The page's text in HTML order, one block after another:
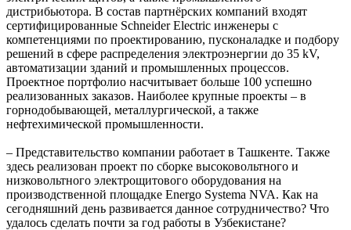
дистрибьютора. В состав партнёрских компаний входят
сертифицированные Schneider Electric инженеры с
компетенциями по проектированию, пусконаладке и подбору
решений в сфере распределения электроэнергии до 35 kV,
автоматизации зданий и промышленных процессов.
Проектное портфолио насчитывает больше 100 успешно
реализованных заказов. Наиболее крупные проекты – в
горнодобывающей, металлургической, а также
нефтехимической промышленности.
– Представительство компании работает в Ташкенте. Также
здесь реализован проект по сборке высоковольтного и
низковольтного электрощитового оборудования на
производственной площадке Energo Systema NVA. Как на
сегодняшний день развивается данное сотрудничество? Что
удалось сделать почти за год работы в Узбекистане?